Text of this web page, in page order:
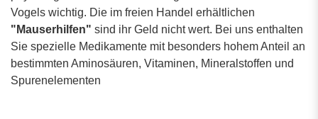
Vogels wichtig. Die im freien Handel erhältlichen
"Mauserhilfen" sind ihr Geld nicht wert. Bei uns enthalten
Sie spezielle Medikamente mit besonders hohem Anteil an
bestimmten Aminosäuren, Vitaminen, Mineralstoffen und
Spurenelementen